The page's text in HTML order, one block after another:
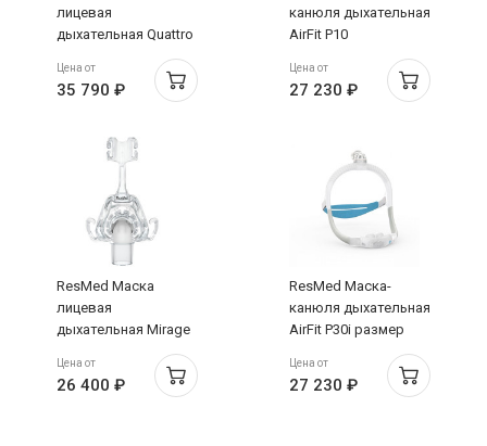
лицевая
дыхательная Quattro
Цена от
35 790 ₽
канюля дыхательная
AirFit P10
Цена от
27 230 ₽
ResMed Маска
лицевая
дыхательная Mirage
FX разноразмерная
Цена от
26 400 ₽
ResMed Маска-
канюля дыхательная
AirFit P30i размер
Цена от
27 230 ₽